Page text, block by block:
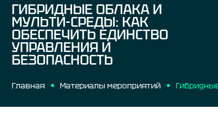
ГИБРИДНЫЕ ОБЛАКА И
МУЛЬТИ-СРЕДЫ: КАК
ОБЕСПЕЧИТЬ ЕДИНСТВО
УПРАВЛЕНИЯ И
БЕЗОПАСНОСТЬ
Главная Материалы мероприятий